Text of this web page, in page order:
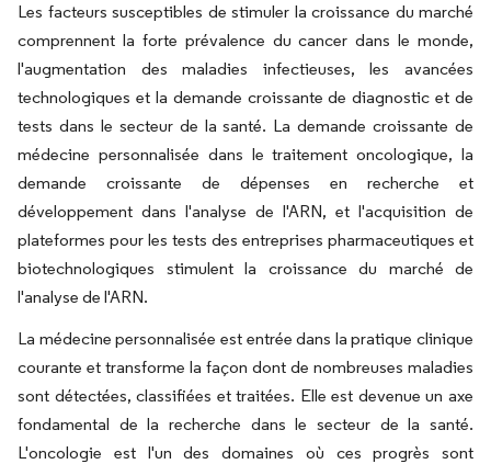
Les facteurs susceptibles de stimuler la croissance du marché
comprennent la forte prévalence du cancer dans le monde,
l'augmentation des maladies infectieuses, les avancées
technologiques et la demande croissante de diagnostic et de
tests dans le secteur de la santé. La demande croissante de
médecine personnalisée dans le traitement oncologique, la
demande croissante de dépenses en recherche et
développement dans l'analyse de l'ARN, et l'acquisition de
plateformes pour les tests des entreprises pharmaceutiques et
biotechnologiques stimulent la croissance du marché de
l'analyse de l'ARN.
La médecine personnalisée est entrée dans la pratique clinique
courante et transforme la façon dont de nombreuses maladies
sont détectées, classifiées et traitées. Elle est devenue un axe
fondamental de la recherche dans le secteur de la santé.
L'oncologie est l'un des domaines où ces progrès sont